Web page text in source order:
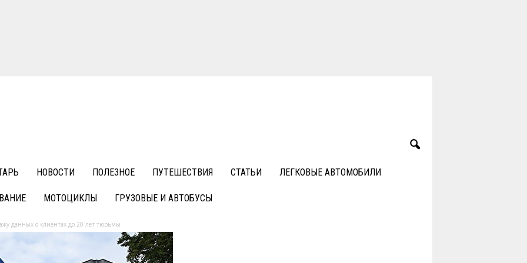
НОВОСТИ ПОЛЕЗНОЕ ПУТЕШЕСТВИЯ СТАТЬИ ЛЕГКОВЫЕ АВТОМОБИЛИ
МОТОЦИКЛЫ ГРУЗОВЫЕ И АВТОБУСЫ
данных о клиентах до 20 лет тюрьмы